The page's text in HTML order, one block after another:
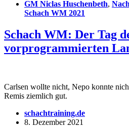
GM Niclas Huschenbeth,
Schach WM 2021
Schach WM: Der Tag
vorprogrammierten
Carlsen wollte nicht, Nepo konnte
Remis ziemlich gut.
schachtraining.de
8. Dezember 2021